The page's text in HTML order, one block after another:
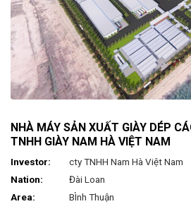
NHÀ MÁY SẢN XUẤT GIÀY DÉP
TNHH GIÀY NAM HÀ VIỆT NAM
Investor:
cty TNHH Nam Hà Việt Nam
Nation:
Đài Loan
Area:
BÌnh Thuận